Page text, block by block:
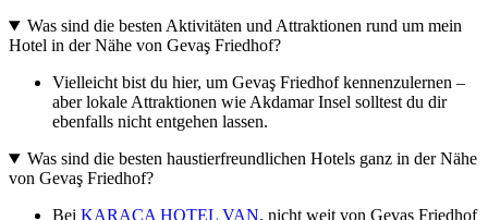
Was sind die besten Aktivitäten und Attraktionen rund um mein
Hotel in der Nähe von Gevaş Friedhof?
Vielleicht bist du hier, um Gevaş Friedhof kennenzulernen –
aber lokale Attraktionen wie Akdamar Insel solltest du dir
ebenfalls nicht entgehen lassen.
Was sind die besten haustierfreundlichen Hotels ganz in der Nähe
von Gevaş Friedhof?
Bei KARACA HOTEL VAN, nicht weit von Gevaş Friedhof